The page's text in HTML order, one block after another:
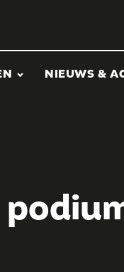
NIEUWS &